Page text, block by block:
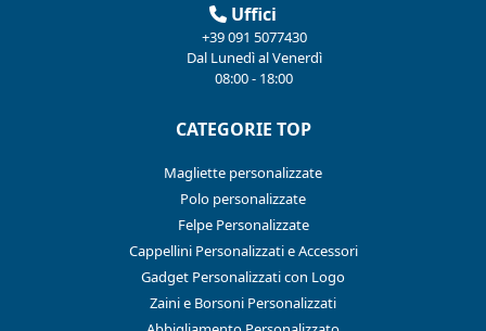
Uffici
+39 091 5077430
Dal Lunedì al Venerdì
08:00 - 18:00
CATEGORIE TOP
Magliette personalizzate
Polo personalizzate
Felpe Personalizzate
Cappellini Personalizzati e Accessori
Gadget Personalizzati con Logo
Zaini e Borsoni Personalizzati